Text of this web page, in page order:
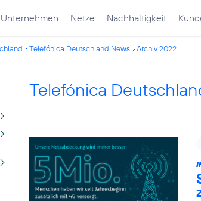
Unternehmen Netze Nachhaltigkeit
Telefónica Deutschland News Archiv 2022
Telefónica